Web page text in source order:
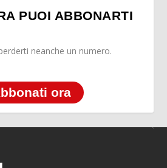
PUOI ABBONARTI
neanche un numero.
ora